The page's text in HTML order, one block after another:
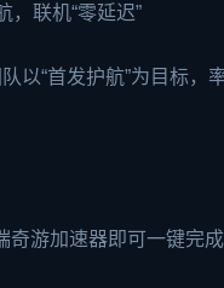
联机“零延迟”
以“首发护航”为目标
游加速器即可一键完